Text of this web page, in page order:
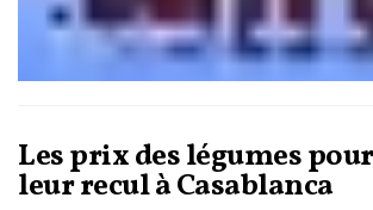
Les prix des légumes
leur recul à Casablanca